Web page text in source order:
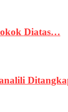
Diatas…